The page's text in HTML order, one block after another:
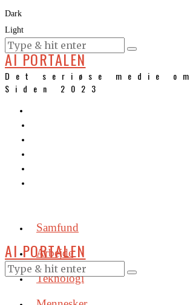
Dark
Light
KURSER
AI PORTALEN
Det seriøse medie
Siden 2023
Samfund
Arbejde
Teknologi
AI PORTALEN